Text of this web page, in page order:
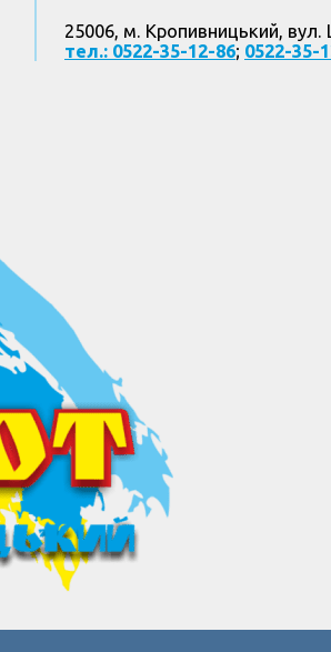
25006, м. Кропивницький, вул.
тел.: 0522-35-12-86; 0522-35-